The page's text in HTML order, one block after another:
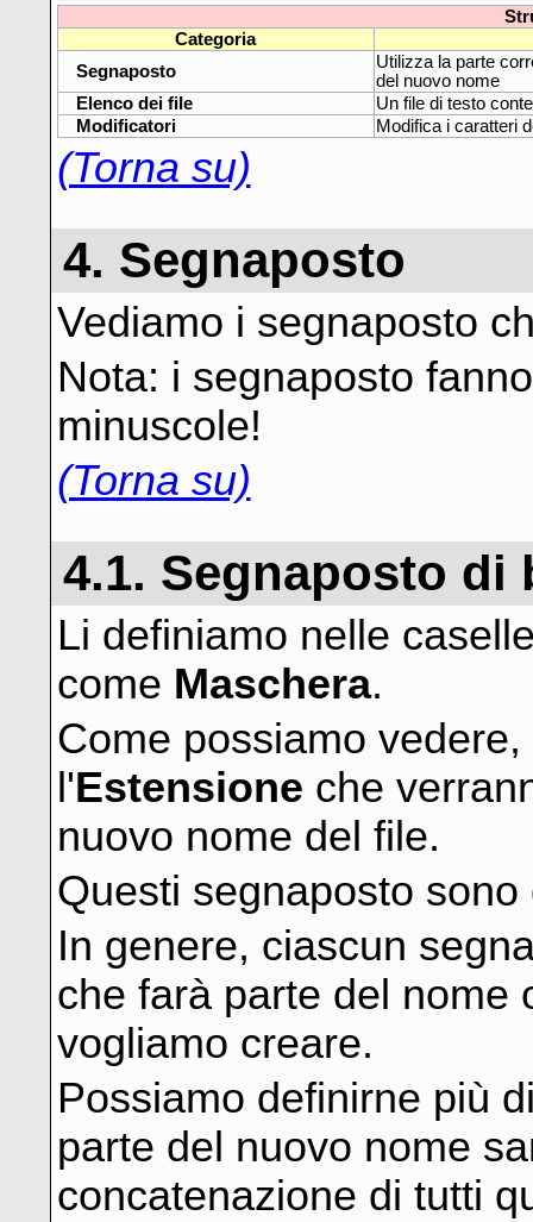
Categoria
Segnaposto
Utilizza la parte
del nuovo nome
Elenco dei file
Un file di testo
Modificatori
Modifica i caratteri
(Torna su)
4. Segnaposto
Vediamo i segnaposto
Nota: i segnaposto
minuscole!
(Torna su)
4.1. Segnaposto di
Li definiamo nelle
come Maschera.
Come possiamo
l'Estensione che
nuovo nome del file.
Questi segnaposto
In genere, ciascun
che farà parte del nome
vogliamo creare.
Possiamo definirne più
parte del nuovo nome
concatenazione di tutti